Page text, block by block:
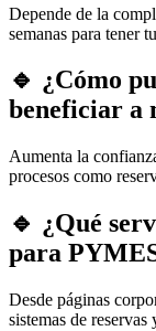
Depende de la
semanas para tener
🔹 ¿Cómo
beneficiar a
Aumenta la
procesos como
🔹 ¿Qué
para
Desde páginas
sistemas de